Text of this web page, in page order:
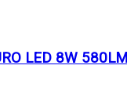
LED 8W 580LM